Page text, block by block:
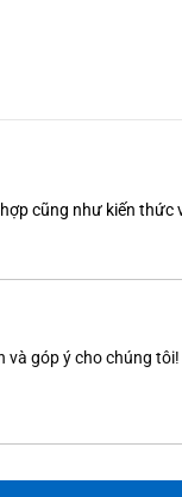
cũng như kiến thức
và góp ý cho chúng tôi!